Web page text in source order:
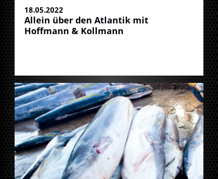
18.05.2022
Allein über den Atlantik mit
Hoffmann & Kollmann